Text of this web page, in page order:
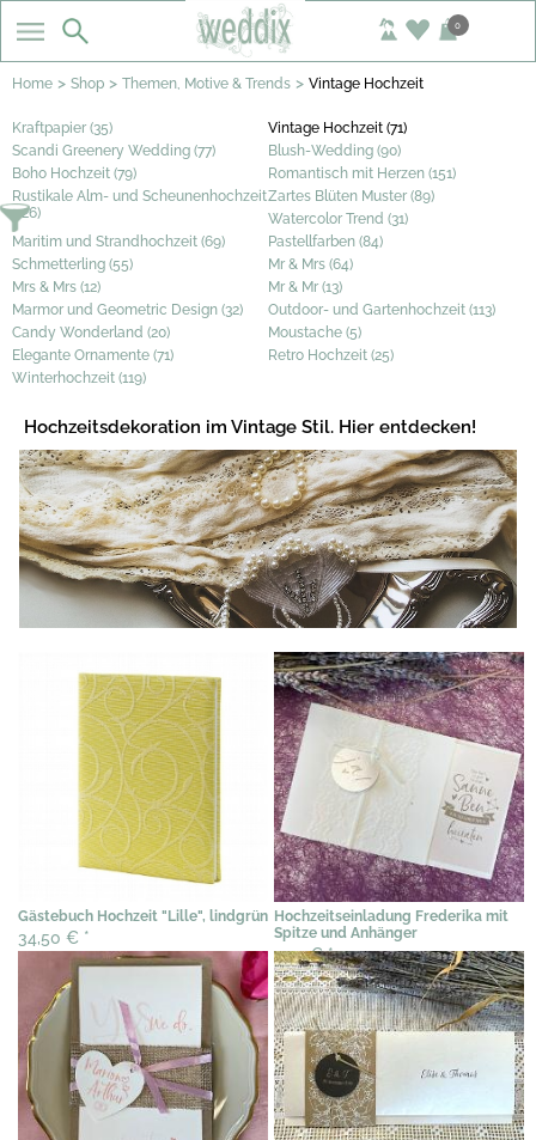
0
Home > Shop > Themen, Motive & Trends > Vintage Hochzeit
Kraftpapier (35)
Vintage Hochzeit (71)
Scandi Greenery Wedding (77)
Blush-Wedding (90)
Boho Hochzeit (79)
Romantisch mit Herzen (151)
Rustikale Alm- und Scheunenhochzeit
(126)
Zartes Blüten Muster (89)
Watercolor Trend (31)
Maritim und Strandhochzeit (69)
Pastellfarben (84)
Schmetterling (55)
Mr & Mrs (64)
Mrs & Mrs (12)
Mr & Mr (13)
Marmor und Geometric Design (32)
Outdoor- und Gartenhochzeit (113)
Candy Wonderland (20)
Moustache (5)
Elegante Ornamente (71)
Retro Hochzeit (25)
Winterhochzeit (119)
Hochzeitsdekoration im Vintage Stil. Hier entdecken!
Gästebuch Hochzeit "Lille", lindgrün
34,50 € *
Hochzeitseinladung Frederika mit
Spitze und Anhänger
2,39 €*